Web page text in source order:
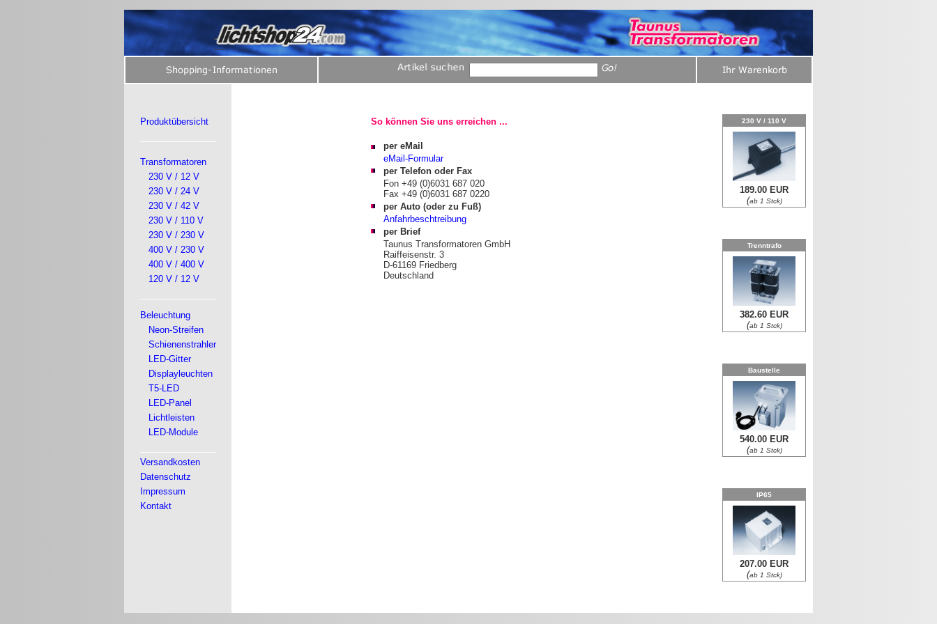
Produktübersicht
Transformatoren
230 V / 12 V
230 V / 24 V
230 V / 42 V
230 V / 110 V
230 V / 230 V
400 V / 230 V
400 V / 400 V
120 V / 12 V
Beleuchtung
Neon-Streifen
Schienenstrahler
LED-Gitter
Displayleuchten
T5-LED
LED-Panel
Lichtleisten
LED-Module
Versandkosten
Datenschutz
Impressum
Kontakt
So können Sie uns erreichen ...
per eMail
eMail-Formular
per Telefon oder Fax
Fon +49 (0)6031 687 020
Fax +49 (0)6031 687 0220
per Auto (oder zu Fuß)
Anfahrbeschtreibung
per Brief
Taunus Transformatoren GmbH
Raiffeisenstr. 3
D-61169 Friedberg
Deutschland
230 V / 110 V
189.00 EUR
(ab 1 Stck)
Trenntrafo
382.60 EUR
(ab 1 Stck)
Baustelle
540.00 EUR
(ab 1 Stck)
IP65
207.00 EUR
(ab 1 Stck)